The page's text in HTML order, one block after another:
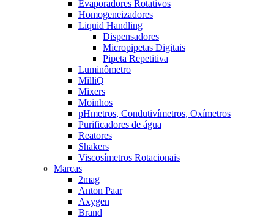
Evaporadores Rotativos
Homogeneizadores
Liquid Handling
Dispensadores
Micropipetas Digitais
Pipeta Repetitiva
Luminômetro
MilliQ
Mixers
Moinhos
pHmetros, Condutivímetros, Oxímetros
Purificadores de água
Reatores
Shakers
Viscosímetros Rotacionais
Marcas
2mag
Anton Paar
Axygen
Brand